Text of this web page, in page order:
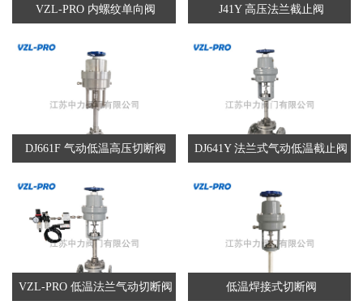
VZL-PRO 内螺纹单向阀 J41Y 高压法兰截止阀
DJ661F 气动低温高压切断阀 DJ641Y 法兰式气动低温截止阀
VZL-PRO 低温法兰气动切断阀 低温焊接式切断阀